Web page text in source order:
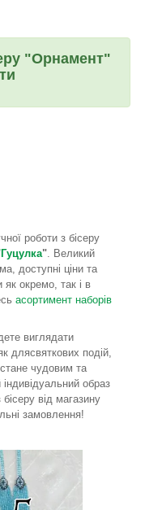
"Орнамент"
роботи з бісеру
". Великий
доступні ціни та
як окремо, так і в
асортимент наборів
виглядати
длясвяткових подій,
чудовим та
образ
від магазину
замовлення!